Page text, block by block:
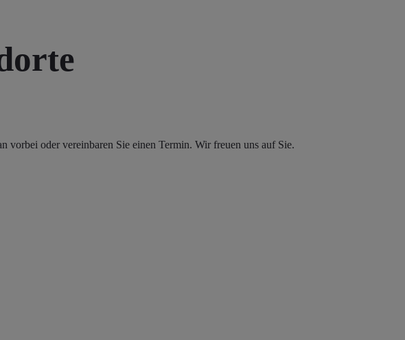
vorbei oder vereinbaren Sie einen Termin. Wir freuen uns auf Sie.